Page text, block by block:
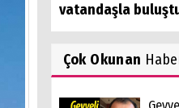
vatandaşla
Çok Okunan